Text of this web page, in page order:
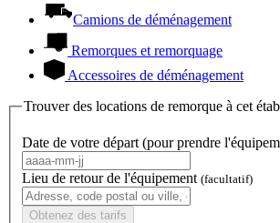
Camions de déménagement
Remorques et remorquage
Accessoires de déménagement
Trouver des locations de remorque à cet
Date de votre départ (pour prendre
Lieu de retour de l'équipement (facultatif)
Obtenez des tarifs